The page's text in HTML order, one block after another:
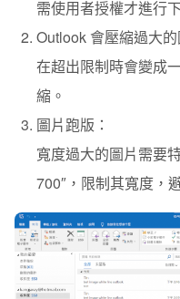
需使用者授權才進行
Outlook 會壓縮過大的
在超出限制時會變成
縮。
圖片跑版：
寬度過大的圖片需要
700″，限制其寬度，